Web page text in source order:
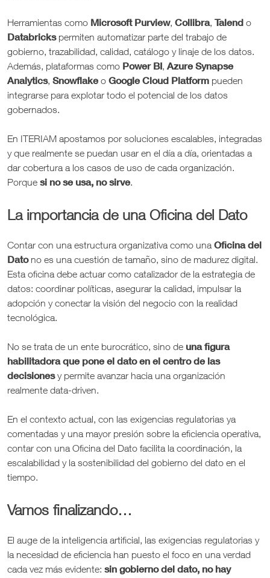
Herramientas como Microsoft Purview, Collibra, Talend o
Databrickspermiten automatizar parte del trabajo de
gobierno, trazabilidad, calidad, catálogo y linaje de los datos.
Además, plataformas como Power BI, Azure Synapse
Analytics, Snowflake o Google Cloud Platform pueden
integrarse para explotar todo el potencial de los datos
gobernados.
En ITERIAM apostamos por soluciones escalables, integradas
y que realmente se puedan usar en el día a día, orientadas a
dar cobertura a los casos de uso de cada organización.
Porque si no se usa, no sirve.
La importancia de una Oficina del Dato
Contar con una estructura organizativa como una Oficina del
Datono es una cuestión de tamaño, sino de madurez digital.
Esta oficina debe actuar como catalizador de la estrategia de
datos: coordinar políticas, asegurar la calidad, impulsar la
adopción y conectar la visión del negocio con la realidad
tecnológica.
No se trata de un ente burocrático, sino de una figura
habilitadora que pone el dato en el centro de las
decisionesy permite avanzar hacia una organización
realmente data-driven.
En el contexto actual, con las exigencias regulatorias ya
comentadas y una mayor presión sobre la eficiencia operativa,
contar con una Oficina del Dato facilita la coordinación, la
escalabilidad y la sostenibilidad del gobierno del dato en el
tiempo.
Vamos finalizando…
El auge de la inteligencia artificial, las exigencias regulatorias y
la necesidad de eficiencia han puesto el foco en una verdad
cada vez más evidente: sin gobierno del dato, no hay